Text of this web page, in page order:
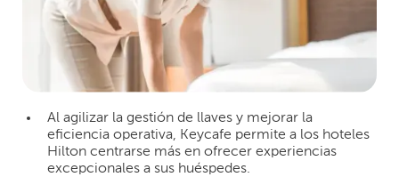
Al agilizar la gestión de llaves y mejorar la
eficiencia operativa, Keycafe permite a los hoteles
Hilton centrarse más en ofrecer experiencias
excepcionales a sus huéspedes.